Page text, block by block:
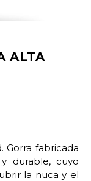
ALTA
Gorra fabricada
durable, cuyo
la nuca y el